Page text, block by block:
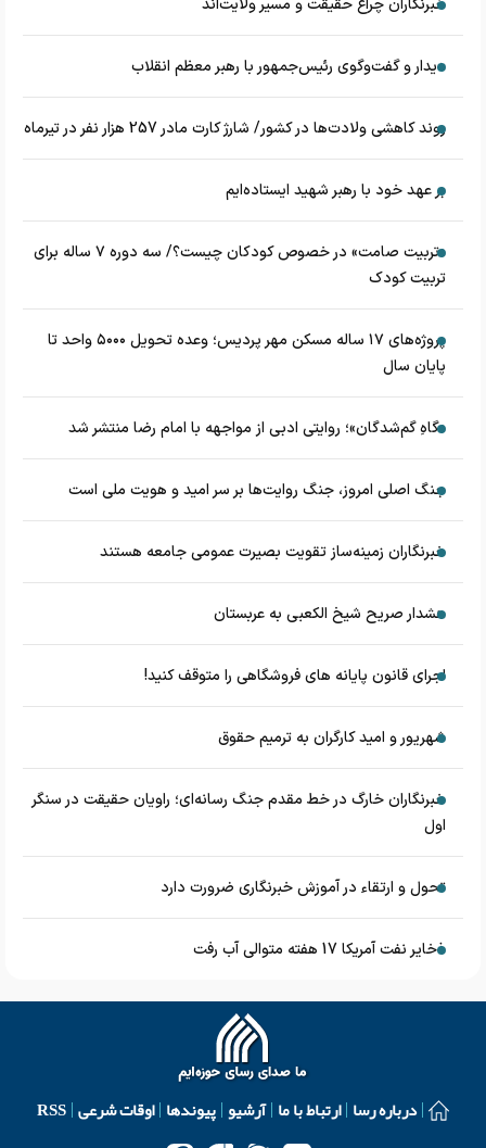
خبرنگاران چراغ حقیقت و مسیر ولایت‌اند
دیدار و گفت‌وگوی رئیس‌جمهور با رهبر معظم انقلاب
روند کاهشی ولادت‌ها در کشور/ شارژ کارت مادر 257 هزار نفر در تیرماه
بر عهد خود با رهبر شهید ایستاده‌ایم
«تربیت صامت» در خصوص کودکان چیست؟/ سه دوره ۷ ساله برای
تربیت کودک
پروژه‌های ۱۷ ساله مسکن مهر پردیس؛ وعده تحویل ۵۰۰۰ واحد تا
پایان سال
«گاهِ گم‌شدگان»؛ روایتی ادبی از مواجهه با امام رضا منتشر شد
جنگ اصلی امروز، جنگ روایت‌ها بر سر امید و هویت ملی است
خبرنگاران زمینه‌ساز تقویت بصیرت عمومی جامعه هستند
هشدار صریح شیخ الکعبی به عربستان
اجرای قانون پایانه های فروشگاهی را متوقف کنید!
شهریور و امید کارگران به ترمیم حقوق
خبرنگاران خارگ در خط مقدم جنگ رسانه‌ای؛ راویان حقیقت در سنگر
اول
تحول و ارتقاء در آموزش خبرنگاری ضرورت دارد
ذخایر نفت آمریکا 17 هفته متوالی آب رفت
درباره رسا ارتباط با ما آرشیو پیوندها اوقات شرعی RSS